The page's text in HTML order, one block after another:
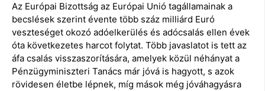
Az Európai Bizottság az Európai Unió tagállamainak a
becslések szerint évente több száz milliárd Euró
veszteséget okozó adóelkerülés és adócsalás ellen évek
óta következetes harcot folytat. Több javaslatot is tett az
áfa csalás visszaszorítására, amelyek közül néhányat a
Pénzügyminiszteri Tanács már jóvá is hagyott, s azok
rövidesen életbe lépnek, míg mások még jóváhagyásra